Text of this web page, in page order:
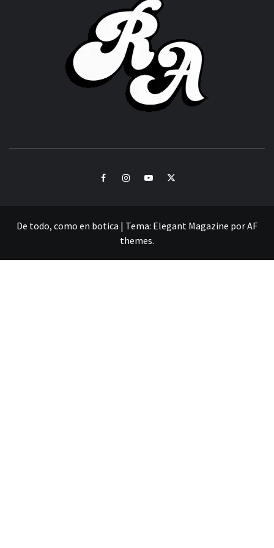
FacebookInstagramYoutubeTwitter
De todo, como en botica | Tema: Elegant Magazine porAF
themes.